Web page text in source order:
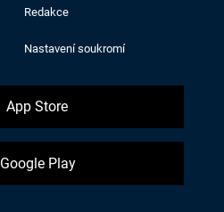
Redakce
Nastavení soukromí
App Store
Google Play